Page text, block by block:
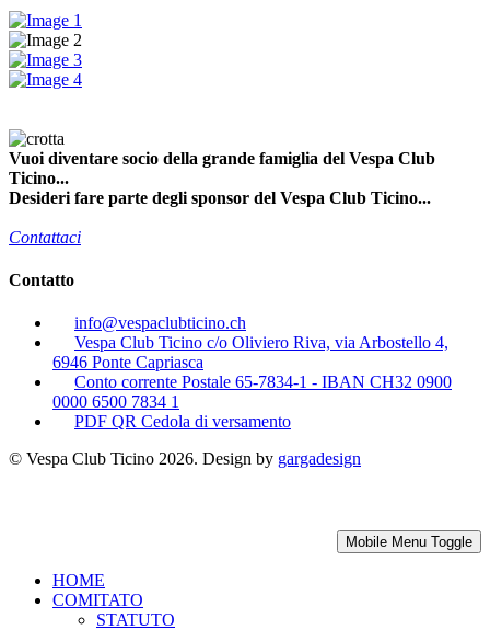
Vuoi diventare socio della grande famiglia del Vespa Club
Ticino...
Desideri fare parte degli sponsor del Vespa Club Ticino...
Contattaci
Contatto
info@vespaclubticino.ch
Vespa Club Ticino c/o Oliviero Riva, via Arbostello 4,
6946 Ponte Capriasca
Conto corrente Postale 65-7834-1 - IBAN CH32 0900
0000 6500 7834 1
PDF QR Cedola di versamento
© Vespa Club Ticino 2026. Design by gargadesign
Mobile Menu Toggle
HOME
COMITATO
STATUTO